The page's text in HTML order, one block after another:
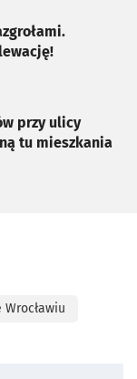
przy ulicy
tu mieszkania